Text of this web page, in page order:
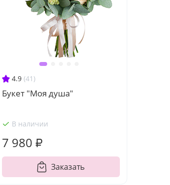
4.9 (41)
Букет "Моя душа"
В наличии
7 980 ₽
Заказать